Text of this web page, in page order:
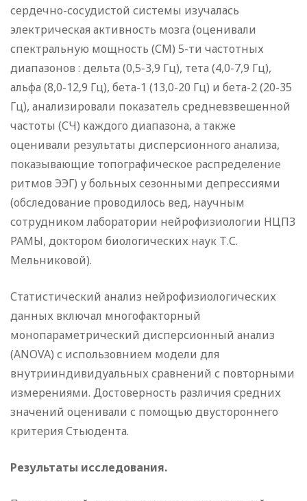
сердечно-сосудистой системы изучалась
электрическая активность мозга (оценивали
спектральную мощность (СМ) 5-ти частотных
диапазонов : дельта (0,5-3,9 Гц), тета (4,0-7,9 Гц),
альфа (8,0-12,9 Гц), бета-1 (13,0-20 Гц) и бета-2 (20-35
Гц), анализировали показатель средневзвешенной
частоты (СЧ) каждого диапазона, а также
оценивали результаты дисперсионного анализа,
показывающие топографическое распределение
ритмов ЭЭГ) у больных сезонными депрессиями
(обследование проводилось вед, научным
сотрудником лаборатории нейрофизиологии НЦПЗ
РАМЫ, доктором биологических наук Т.С.
Мельниковой).
Статистический анализ нейрофизиологических
данных включал многофакторный
монопараметрический дисперсионный анализ
(ANOVA) с использовнием модели для
внутрииндивидуальных сравнений с повторными
измерениями. Достоверность различия средних
значений оценивали с помощью двустороннего
критерия Стьюдента.
Результаты исследования.